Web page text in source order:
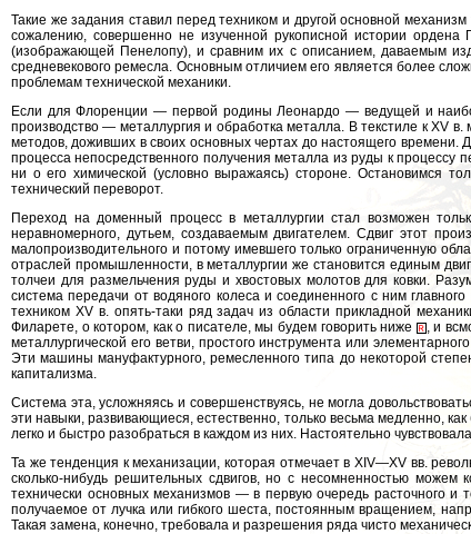
Такие же задания ставил перед техником и другой основной
сожалению, совершенно не изученной рукописной истории ордена
(изображающей Пенелопу), и сравним их с описанием, даваемым
средневекового ремесла. Основным отличием его является более
проблемам технической механики.
Если для Флоренции — первой родины Леонардо — ведущей и
производство — металлургия и обработка металла. В текстиле к XV
методов, доживших в своих основных чертах до настоящего времени.
процесса непосредственного получения металла из руды к процессу
ни о его химической (условно выражаясь) стороне. Остановимся
технический переворот.
Переход на доменный процесс в металлургии стал возможен
неравномерного, дутьем, создаваемым двигателем. Сдвиг этот
малопроизводительного и потому имевшего только ограниченную
отраслей промышленности, в металлургии же становится единым
толчеи для размельчения руды и хвостовых молотов для ковки.
система передачи от водяного колеса и соединенного с ним
техником XV в. опять-таки ряд задач из области прикладной
Филарете, о котором, как о писателе, мы будем говорить ниже
, и
металлургической его ветви, простого инструмента или
Эти машины мануфактурного, ремесленного типа до некоторой
капитализма.
Система эта, усложняясь и совершенствуясь, не могла
эти навыки, развивающиеся, естественно, только весьма медленно,
легко и быстро разобраться в каждом из них. Настоятельно
Та же тенденция к механизации, которая отмечает в XIV—XV вв.
сколько-нибудь решительных сдвигов, но с несомненностью
технически основных механизмов — в первую очередь расточного и
получаемое от лучка или гибкого шеста, постоянным вращением,
Такая замена, конечно, требовала и разрешения ряда чисто